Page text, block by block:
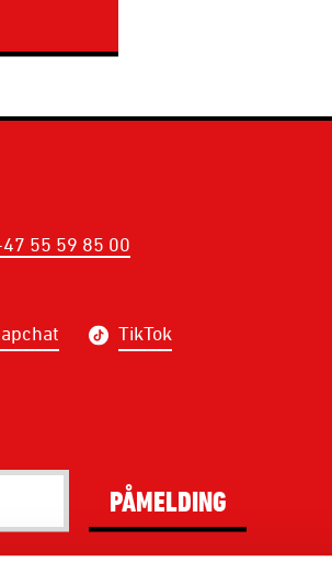
55 59 85 00
TikTok
PÅMELDING